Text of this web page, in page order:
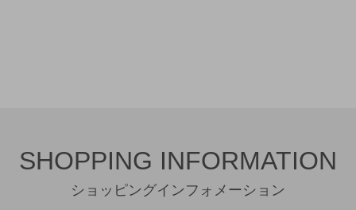
SHOPPING INFORMATION
ショッピングインフォメーション